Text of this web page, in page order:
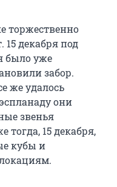
торжественно
декабря под
было уже
забор.
же удалось
они
звенья
15 декабря,
кубы и